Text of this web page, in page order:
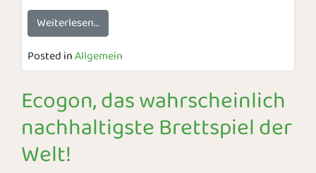
Weiterlesen…
Posted inAllgemein
Ecogon, das wahrscheinlich
nachhaltigste Brettspiel der
Welt!